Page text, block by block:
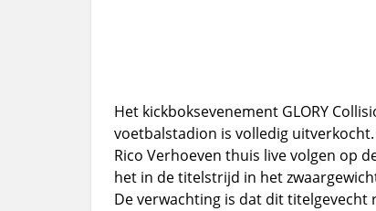
Het kickboksevenement GLORY
voetbalstadion is volledig
Rico Verhoeven thuis live volgen op
het in de titelstrijd in het
De verwachting is dat dit titelgevecht